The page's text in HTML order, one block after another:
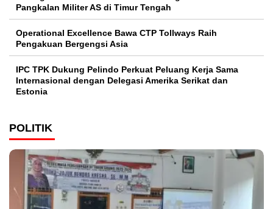
Pangkalan Militer AS di Timur Tengah
Operational Excellence Bawa CTP Tollways Raih
Pengakuan Bergengsi Asia
IPC TPK Dukung Pelindo Perkuat Peluang Kerja Sama
Internasional dengan Delegasi Amerika Serikat dan
Estonia
POLITIK